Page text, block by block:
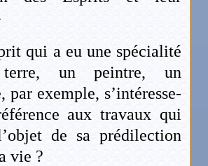
qui a eu une spécialité
un peintre, un
par exemple, s’intéresse-
aux travaux qui
de sa prédilection
vie ?